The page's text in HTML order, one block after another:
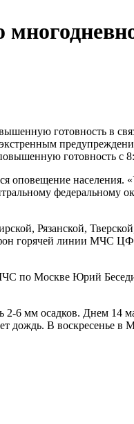
готовность в
готовность с
населения.
федеральному
Рязанской,
горячей линии МЧС
МЧС по Москве Юрий
6 мм осадков. Днем 14
дождь. В воскресенье в